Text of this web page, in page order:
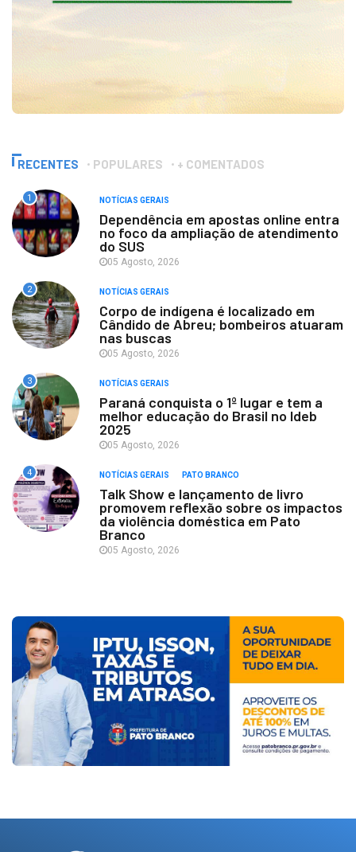
RECENTES POPULARES + COMENTADOS
1 NOTÍCIAS GERAIS
Dependência em apostas online entra
no foco da ampliação de atendimento
do SUS
05 Agosto, 2026
2 NOTÍCIAS GERAIS
Corpo de indígena é localizado em
Cândido de Abreu; bombeiros atuaram
nas buscas
05 Agosto, 2026
3 NOTÍCIAS GERAIS
Paraná conquista o 1º lugar e tem a
melhor educação do Brasil no Ideb
2025
05 Agosto, 2026
4 NOTÍCIAS GERAIS PATO BRANCO
Talk Show e lançamento de livro
promovem reflexão sobre os impactos
da violência doméstica em Pato
Branco
05 Agosto, 2026